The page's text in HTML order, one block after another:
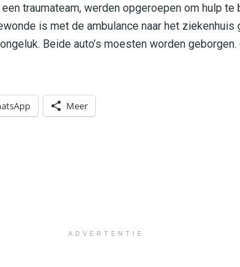
traumateam, werden opgeroepen om hulp te
is met de ambulance naar het ziekenhuis
Beide auto’s moesten worden
Meer
ADVERTENTIE